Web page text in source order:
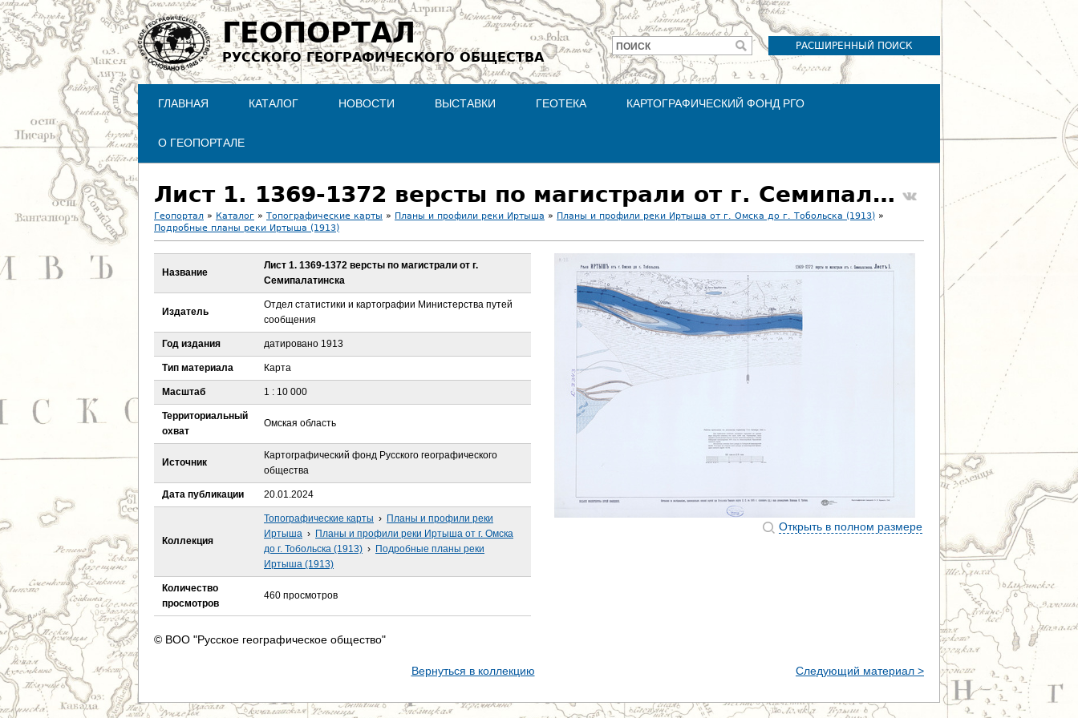
Jump to navigation
ГЕОПОРТАЛ
РУССКОГО ГЕОГРАФИЧЕСКОГО ОБЩЕСТВА
РАСШИРЕННЫЙ ПОИСК
Форма
поиска
ПОИСК
ГЛАВНАЯ КАТАЛОГ НОВОСТИ ВЫСТАВКИ ГЕОТЕКА КАРТОГРАФИЧЕСКИЙ ФОНД РГО
О ГЕОПОРТАЛЕ
Лист 1. 1369-1372 версты по магистрали от г. Семипалатинска
В
ы
д
е
с
ь
Геопортал » Каталог » Топографические карты » Планы и профили реки Иртыша » Планы и профили реки Иртыша от г. Омска до г. Тобольска (1913) »
Подробные планы реки Иртыша (1913)
Открыть в полном размере
Название
Лист 1. 1369-1372 версты по магистрали от г.
Семипалатинска
Издатель
Отдел статистики и картографии Министерства путей
сообщения
Год издания датировано 1913
Тип материала Карта
Масштаб 1 : 10 000
Территориальный
охват
Омская область
Источник
Картографический фонд Русского географического
общества
Дата публикации 20.01.2024
Коллекция
Топографические карты › Планы и профили реки
Иртыша › Планы и профили реки Иртыша от г. Омска
до г. Тобольска (1913) › Подробные планы реки
Иртыша (1913)
Количество
просмотров
460 просмотров
© ВОО "Русское географическое общество"
Вернуться в коллекцию Следующий материал >